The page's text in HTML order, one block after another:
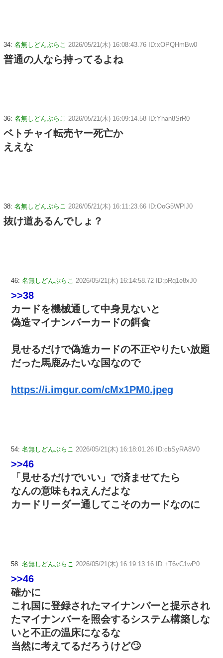
34: 名無しどんぶらこ 2026/05/21(木) 16:08:43.76 ID:xOPQHmBw0
普通の人なら持ってるよね
36: 名無しどんぶらこ 2026/05/21(木) 16:09:14.58 ID:Yhan8SrR0
ベトチャイ転売ヤー死亡か
ええな
38: 名無しどんぶらこ 2026/05/21(木) 16:11:23.66 ID:OoG5WPlJ0
抜け道あるんでしょ？
46: 名無しどんぶらこ 2026/05/21(木) 16:14:58.72 ID:pRq1e8xJ0
>>38
カードを機械通して中身見ないと
偽造マイナンバーカードの餌食
見せるだけで偽造カードの不正やりたい放題
だった馬鹿みたいな国なので
https://i.imgur.com/cMx1PM0.jpeg
54: 名無しどんぶらこ 2026/05/21(木) 16:18:01.26 ID:cbSyRA8V0
>>46
「見せるだけでいい」で済ませてたら
なんの意味もねえんだよな
カードリーダー通してこそのカードなのに
58: 名無しどんぶらこ 2026/05/21(木) 16:19:13.16 ID:+T6vC1wP0
>>46
確かに
これ国に登録されたマイナンバーと提示され
たマイナンバーを照会するシステム構築しな
いと不正の温床になるな
当然に考えてるだろうけど🙄